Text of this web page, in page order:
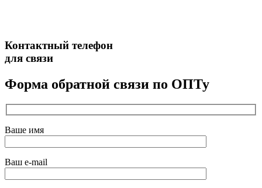
Контактный телефон
для связи
Форма обратной связи по ОПТу
Ваше имя
Ваш e-mail